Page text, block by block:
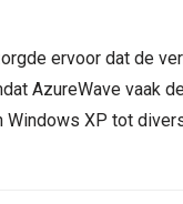
ervoor dat de
AzureWave vaak
XP tot